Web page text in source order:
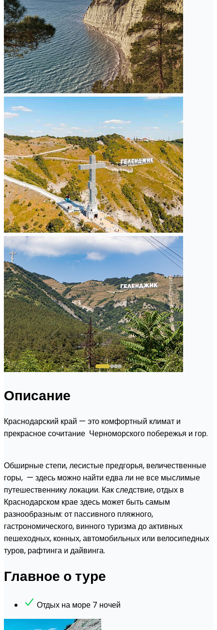
Описание
Краснодарский край — это комфортный климат и
прекрасное сочитание Черноморского побережья и гор.
Обширные степи, лесистые предгорья, величественные
горы, — здесь можно найти едва ли не все мыслимые
путешественнику локации. Как следствие, отдых в
Краснодарском крае здесь может быть самым
разнообразным: от пассивного пляжного,
гастрономического, винного туризма до активных
пешеходных, конных, автомобильных или велосипедных
туров, рафтинга и дайвинга.
Главное о туре
Отдых на море 7 ночей